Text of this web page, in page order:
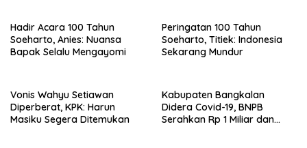
Hadir Acara 100 Tahun
Soeharto, Anies: Nuansa
Bapak Selalu Mengayomi
Peringatan 100 Tahun
Soeharto, Titiek: Indonesia
Sekarang Mundur
Vonis Wahyu Setiawan
Diperberat, KPK: Harun
Masiku Segera Ditemukan
Kabupaten Bangkalan
Didera Covid-19, BNPB
Serahkan Rp 1 Miliar dan